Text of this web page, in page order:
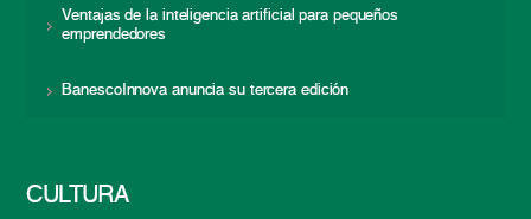
Ventajas de la inteligencia artificial para pequeños
emprendedores
BanescoInnova anuncia su tercera edición
CULTURA